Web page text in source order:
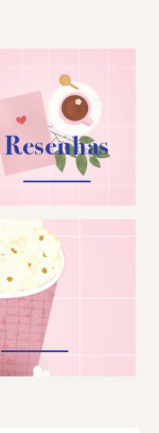
Resenhas